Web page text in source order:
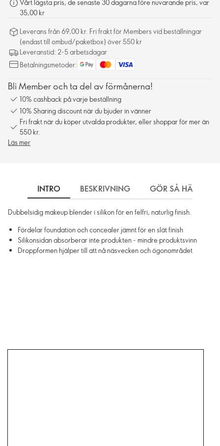
Vårt lägsta pris, de senaste 30 dagarna före nuvarande pris, var
35,00 kr
Leverans från 69,00 kr. Fri frakt för Members vid beställningar
(endast till ombud/paketbox) över 550 kr
Leveranstid: 2-5 arbetsdagar
Betalningsmetoder:
Bli Member och ta del av förmånerna!
10% cashback på varje beställning
10% Sharing discount när du bjuder in vänner
Fri frakt när du köper utvalda produkter, eller shoppar för mer än
550 kr.
Läs mer
INTRO BESKRIVNING GÖR SÅ HÄR
Dubbelsidig makeup blender i silikon för en felfri, naturlig finish.
Fördelar foundation och concealer jämnt för en slät finish
Silikonsidan absorberar inte produkten - mindre produktsvinn
Droppformen hjälper till att nå näsvecken och ögonområdet